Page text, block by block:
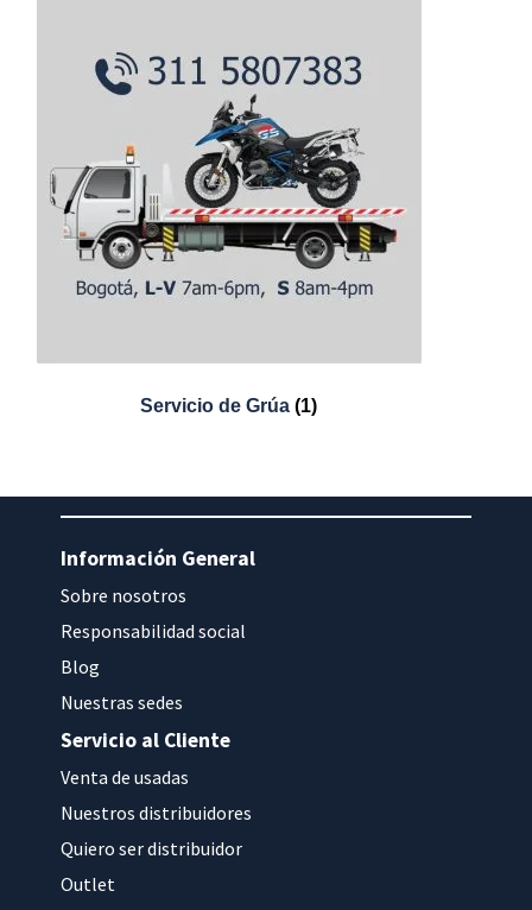
Servicio de Grúa(1)
Información General
Sobre nosotros
Responsabilidad social
Blog
Nuestras sedes
Servicio al Cliente
Venta de usadas
Nuestros distribuidores
Quiero ser distribuidor
Outlet